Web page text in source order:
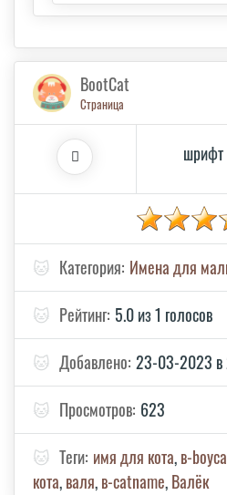
BootCat
Страница
шрифт
🐱 Категория: Имена для
🐱 Рейтинг: 5.0 из 1 голосов
🐱 Добавлено: 23-03-2023 в
🐱 Просмотров: 623
🐱 Теги: имя для кота,в-
кота,валя,в-catname,Валёк